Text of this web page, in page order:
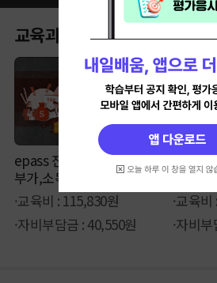
교육과정
epass 전산세무 1급(재무,
부가,소득,원가)
·교육비 : 115,830원
·자비부담금 : 40,550원
[핵집]
(필기)
·교육
·자비